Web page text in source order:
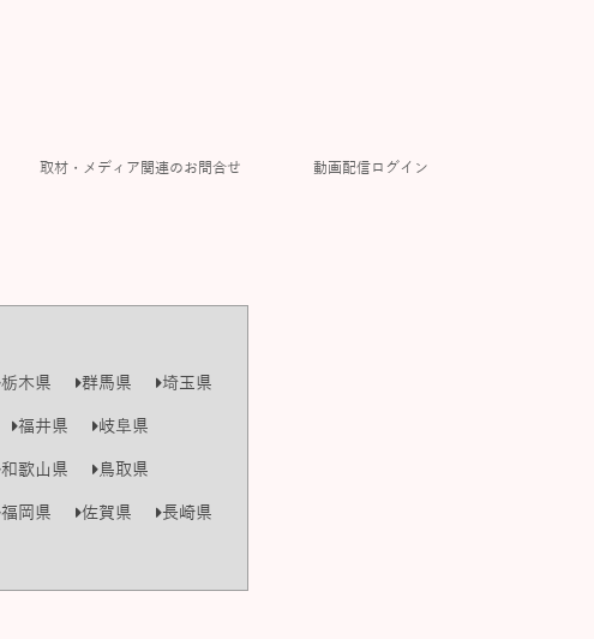
取材・メディア関連のお問合せ 動画配信ログイン
栃木県 群馬県
埼玉県
福井県
岐阜県
和歌山県
鳥取県
福岡県 佐賀県
長崎県